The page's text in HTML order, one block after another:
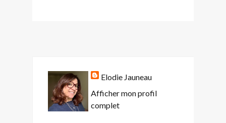
Elodie Jauneau
Afficher mon profil
complet